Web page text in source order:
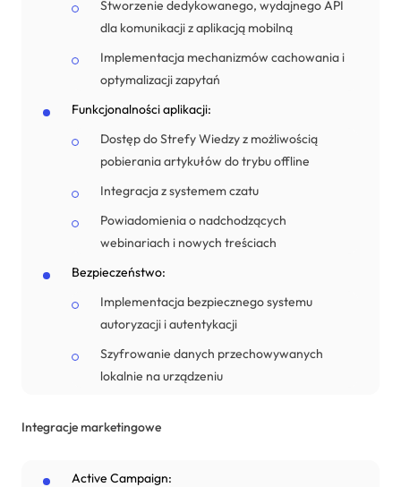
Stworzenie dedykowanego, wydajnego API
dla komunikacji z aplikacją mobilną
Implementacja mechanizmów cachowania i
optymalizacji zapytań
Funkcjonalności aplikacji:
Dostęp do Strefy Wiedzy z możliwością
pobierania artykułów do trybu offline
Integracja z systemem czatu
Powiadomienia o nadchodzących
webinariach i nowych treściach
Bezpieczeństwo:
Implementacja bezpiecznego systemu
autoryzacji i autentykacji
Szyfrowanie danych przechowywanych
lokalnie na urządzeniu
Integracje marketingowe
Active Campaign: